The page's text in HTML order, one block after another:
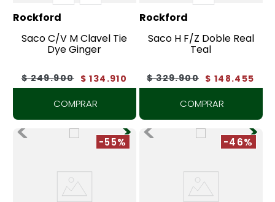
Rockford
Saco C/V M Clavel Tie
Dye Ginger
$ 249.900 $ 134 .910
COMPRAR
Rockford
Saco H F/Z Doble Real
Teal
$ 329.900 $ 148.455
COMPRAR
-55% -46%